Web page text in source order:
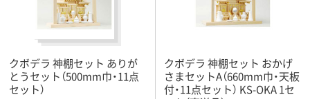
クボデラ 神棚セット ありが
とうセット（500mm巾・11点
セット）
クボデラ 神棚セット おかげ
さまセットA（660mm巾・天板
付・11点セット） KS-OKA 1セ